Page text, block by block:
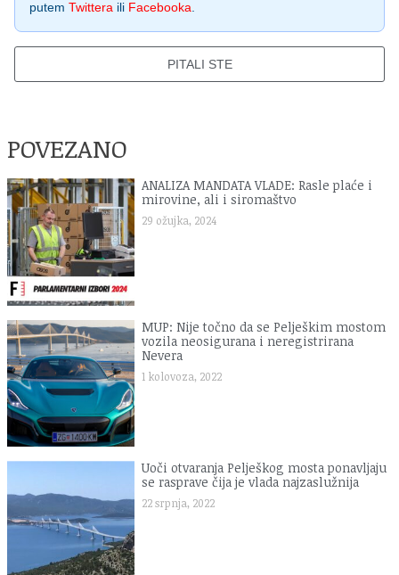
putem Twittera ili Facebooka.
PITALI STE
POVEZANO
ANALIZA MANDATA VLADE: Rasle plaće i
mirovine, ali i siromaštvo
29 ožujka, 2024
MUP: Nije točno da se Pelješkim mostom
vozila neosigurana i neregistrirana
Nevera
1 kolovoza, 2022
Uoči otvaranja Pelješkog mosta ponavljaju
se rasprave čija je vlada najzaslužnija
22 srpnja, 2022